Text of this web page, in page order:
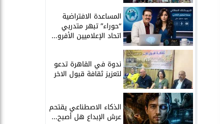
المساعدة الافتراضية
“حوراء” تبهر متدربي
اتحاد الإعلاميين الأفرو...
ندوة في القاهرة تدعو
لتعزيز ثقافة قبول الاخر
الذكاء الاصطناعي يقتحم
عرش الإبداع هل أصبح...